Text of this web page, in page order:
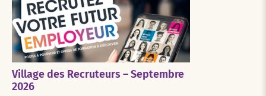
Village des Recruteurs – Septembre
2026